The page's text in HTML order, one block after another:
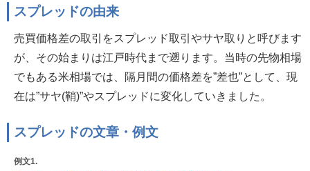
スプレッドの由来
売買価格差の取引をスプレッド取引やサヤ取りと呼びます
が、その始まりは江戸時代まで遡ります。当時の先物相場
でもある米相場では、隔月間の価格差を”差也”として、現
在は”サヤ(鞘)”やスプレッドに変化していきました。
スプレッドの文章・例文
例文1.